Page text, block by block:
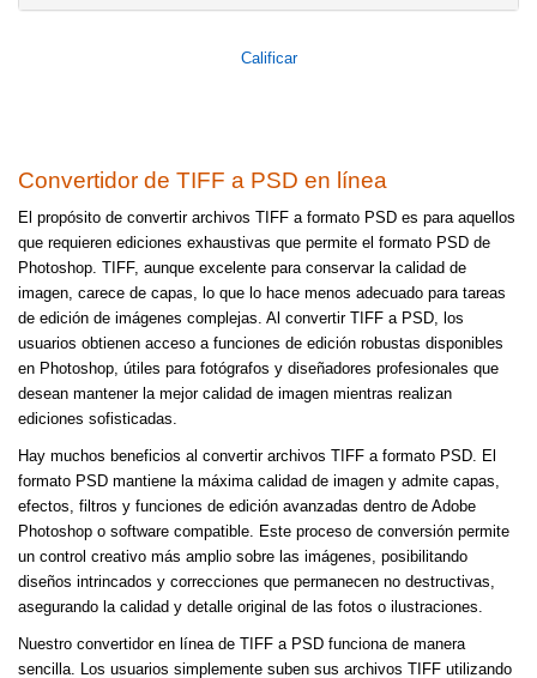
Calificar
Convertidor de TIFF a PSD en línea
El propósito de convertir archivos TIFF a formato PSD es para aquellos
que requieren ediciones exhaustivas que permite el formato PSD de
Photoshop. TIFF, aunque excelente para conservar la calidad de
imagen, carece de capas, lo que lo hace menos adecuado para tareas
de edición de imágenes complejas. Al convertir TIFF a PSD, los
usuarios obtienen acceso a funciones de edición robustas disponibles
en Photoshop, útiles para fotógrafos y diseñadores profesionales que
desean mantener la mejor calidad de imagen mientras realizan
ediciones sofisticadas.
Hay muchos beneficios al convertir archivos TIFF a formato PSD. El
formato PSD mantiene la máxima calidad de imagen y admite capas,
efectos, filtros y funciones de edición avanzadas dentro de Adobe
Photoshop o software compatible. Este proceso de conversión permite
un control creativo más amplio sobre las imágenes, posibilitando
diseños intrincados y correcciones que permanecen no destructivas,
asegurando la calidad y detalle original de las fotos o ilustraciones.
Nuestro convertidor en línea de TIFF a PSD funciona de manera
sencilla. Los usuarios simplemente suben sus archivos TIFF utilizando